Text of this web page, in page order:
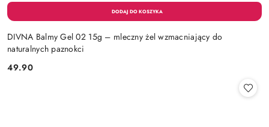
DIVNA Balmy Gel 02 15g – mleczny żel wzmacniający do
naturalnych paznokci
Cena:
49.90